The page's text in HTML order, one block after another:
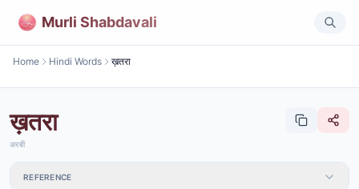
Murli Shabdavali
Home Hindi Words ख़तरा
ख़तरा
अरबी
REFERENCE